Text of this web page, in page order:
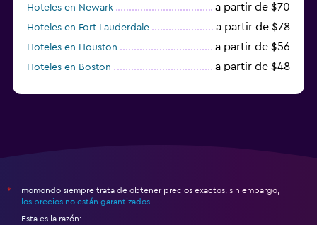
Hoteles en Newark a partir de $70
Hoteles en Fort Lauderdale a partir de $78
Hoteles en Houston a partir de $56
Hoteles en Boston a partir de $48
*
momondo siempre trata de obtener precios exactos, sin embargo,
los precios no están garantizados
Esta es la razón: